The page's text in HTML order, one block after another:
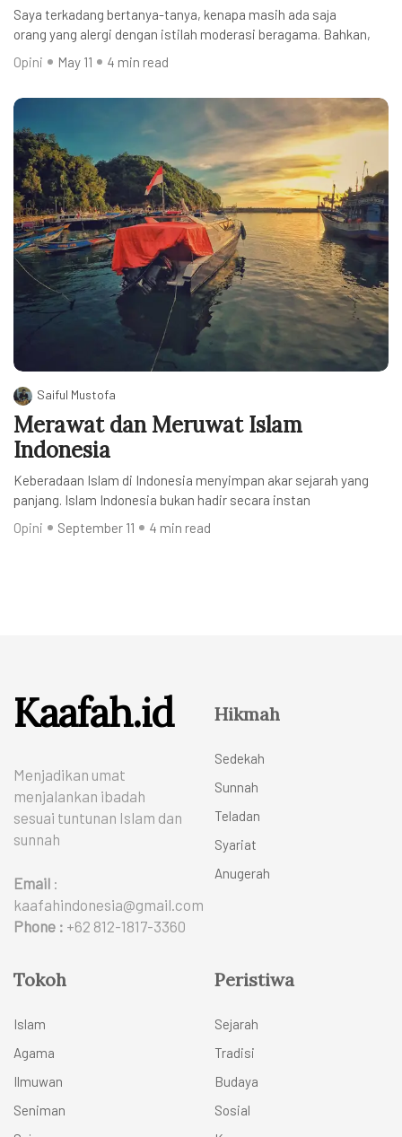
Saya terkadang bertanya-tanya, kenapa masih ada saja
orang yang alergi dengan istilah moderasi beragama. Bahkan,
Opini
May 11 4 min read
Saiful Mustofa
Merawat dan Meruwat Islam
Indonesia
Keberadaan Islam di Indonesia menyimpan akar sejarah yang
panjang. Islam Indonesia bukan hadir secara instan
Opini
September 11 4 min read
Kaafah.id
Menjadikan umat
menjalankan ibadah
sesuai tuntunan Islam dan
sunnah
Email :
kaafahindonesia@gmail.com
Phone : +62 812-1817-3360
Hikmah
Sedekah
Sunnah
Teladan
Syariat
Anugerah
Tokoh
Islam
Agama
Ilmuwan
Seniman
Peristiwa
Sejarah
Tradisi
Budaya
Sosial